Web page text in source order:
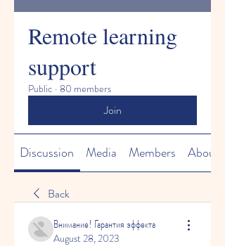
Remote learning
support
Public · 80 members
Join
Discussion Media Members About
Back
Внимание! Гарантия эффекта
August 28, 2023